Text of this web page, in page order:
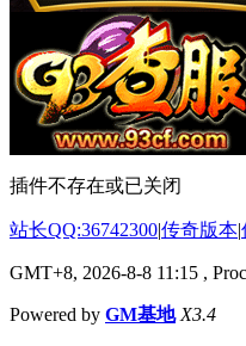
插件不存在或已关闭
站长QQ:36742300|传奇版本|
GMT+8, 2026-8-8 11:15 ,
Powered by GM基地 X3.4